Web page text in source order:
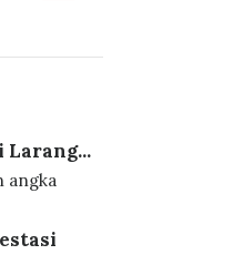
Larang...
angka